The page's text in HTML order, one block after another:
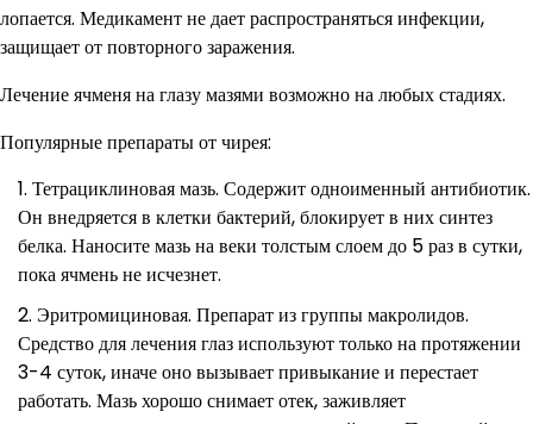
лопается. Медикамент не дает распространяться инфекции,
защищает от повторного заражения.
Лечение ячменя на глазу мазями возможно на любых стадиях.
Популярные препараты от чирея:
Тетрациклиновая мазь. Содержит одноименный антибиотик.
Он внедряется в клетки бактерий, блокирует в них синтез
белка. Наносите мазь на веки толстым слоем до 5 раз в сутки,
пока ячмень не исчезнет.
Эритромициновая. Препарат из группы макролидов.
Средство для лечения глаз используют только на протяжении
3-4 суток, иначе оно вызывает привыкание и перестает
работать. Мазь хорошо снимает отек, заживляет